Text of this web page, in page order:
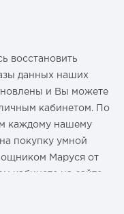
восстановить
данных наших
и Вы можете
кабинетом. По
каждому нашему
покупку умной
Маруся от
кабинете на сайте